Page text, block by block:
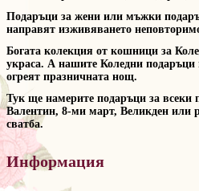
Подаръци за жени или мъжки
направят изживяването
Богата колекция от кошници за
украса. А нашите Коледни
огреят празничната нощ.
Тук ще намерите подаръци за всеки
Валентин, 8-ми март, Великден или
сватба.
Информация